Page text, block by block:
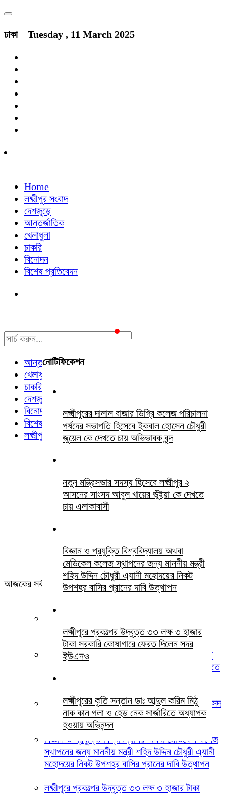
ঢাকা Tuesday , 11 March 2025
Home
লক্ষ্মীপুর সংবাদ
দেশজুড়ে
আন্তর্জাতিক
খেলাধুলা
চাকরি
বিনোদন
বিশেষ প্রতিবেদন
নোটিফিকেশন
লক্ষ্মীপুরের দালাল বাজার ডিগ্রি কলেজ পরিচালনা
পর্ষদের সভাপতি হিসেবে ইকবাল হোসেন চৌধুরী
জুয়েল কে দেখতে চায় অভিভাবক বৃন্দ
নতুন মন্ত্রিসভার সদস্য হিসেবে লক্ষ্মীপুর ২
আসনের সাংসদ আবুল খায়ের ভূঁইয়া কে দেখতে
চায় এলাকাবাসী
বিজ্ঞান ও প্রযুক্তি বিশ্ববিদ্যালয় অথবা
মেডিকেল কলেজ স্থাপনের জন্য মাননীয় মন্ত্রী
শহিদ উদ্দিন চৌধুরী এ্যানী মহোদয়ের নিকট
উপশহর বাসির প্রানের দাবি উত্থাপন
লক্ষ্মীপুরে প্রকল্পের উদ্বৃত্ত ৩৩ লক্ষ ৩ হাজার
টাকা সরকারি কোষাগারে ফেরত দিলেন সদর
ইউএনও
লক্ষ্মীপুরের কৃতি সন্তান ডাঃ আব্দুল করিম মিঠু
নাক কান গলা ও হেড নেক সার্জারিতে অধ্যাপক
হওয়ায় অভিনন্দন
আন্তর্জাতিক
খেলাধুলা
চাকরি
দেশজুড়ে
বিনোদন
বিশেষ প্রতিবেদন
লক্ষ্মীপুর সংবাদ
আজকের সর্বশেষ সবখবর
স্মৃতিস্তম্ভে জেলা পুলিশের পুষ্পস্তবক অর্পণ
লক্ষ্মীপুরের দালাল বাজার ডিগ্রি কলেজ পরিচালনা পর্ষদের
সভাপতি হিসেবে ইকবাল হোসেন চৌধুরী জুয়েল কে দেখতে
চায় অভিভাবক বৃন্দ
নতুন মন্ত্রিসভার সদস্য হিসেবে লক্ষ্মীপুর ২ আসনের সাংসদ
আবুল খায়ের ভূঁইয়া কে দেখতে চায় এলাকাবাসী
বিজ্ঞান ও প্রযুক্তি বিশ্ববিদ্যালয় অথবা মেডিকেল কলেজ
স্থাপনের জন্য মাননীয় মন্ত্রী শহিদ উদ্দিন চৌধুরী এ্যানী
মহোদয়ের নিকট উপশহর বাসির প্রানের দাবি উত্থাপন
লক্ষ্মীপুরে প্রকল্পের উদ্বৃত্ত ৩৩ লক্ষ ৩ হাজার টাকা